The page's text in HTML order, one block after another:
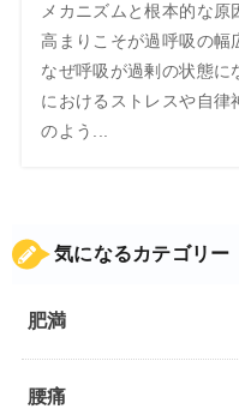
メカニズムと根本的な
高まりこそが過呼吸の幅
なぜ呼吸が過剰の状態に
におけるストレスや自律
のよう...
気になるカテゴリー
肥満
腰痛